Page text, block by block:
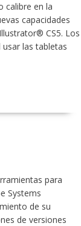
calibre en la
capacidades
CS5. Los
las tabletas
para
Systems
de su
de versiones